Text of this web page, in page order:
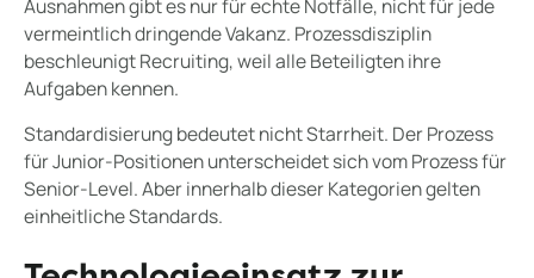
Ausnahmen gibt es nur für echte Notfälle, nicht für jede
vermeintlich dringende Vakanz. Prozessdisziplin
beschleunigt Recruiting, weil alle Beteiligten ihre
Aufgaben kennen.
Standardisierung bedeutet nicht Starrheit. Der Prozess
für Junior-Positionen unterscheidet sich vom Prozess für
Senior-Level. Aber innerhalb dieser Kategorien gelten
einheitliche Standards.